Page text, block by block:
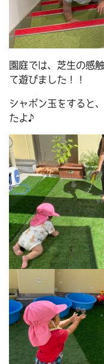
園庭では、芝生の感
て遊びました！！
シャボン玉をすると
たよ♪